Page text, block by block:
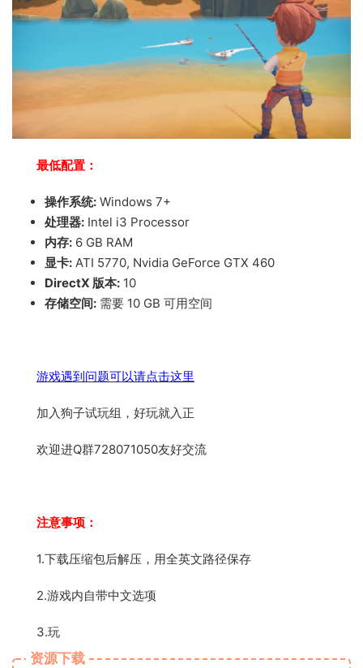
最低配置：
操作系统: Windows 7+
处理器: Intel i3 Processor
内存: 6 GB RAM
显卡: ATI 5770, Nvidia GeForce GTX 460
DirectX 版本: 10
存储空间: 需要 10 GB 可用空间
游戏遇到问题可以请点击这里
加入狗子试玩组，好玩就入正
欢迎进Q群728071050友好交流
注意事项：
1.下载压缩包后解压，用全英文路径保存
2.游戏内自带中文选项
3.玩
资源下载